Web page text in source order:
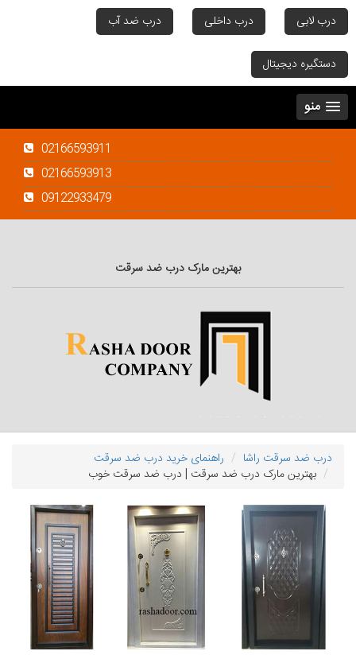
درب لابی درب داخلی درب ضد آب
دستگیره دیجیتال
منو
02166593911
02166593913
09122933479
بهترین مارک درب ضد سرقت
درب ضد سرقت راشا
راهنمای خرید درب ضد سرقت
بهترین مارک درب ضد سرقت | درب ضد سرقت خوب